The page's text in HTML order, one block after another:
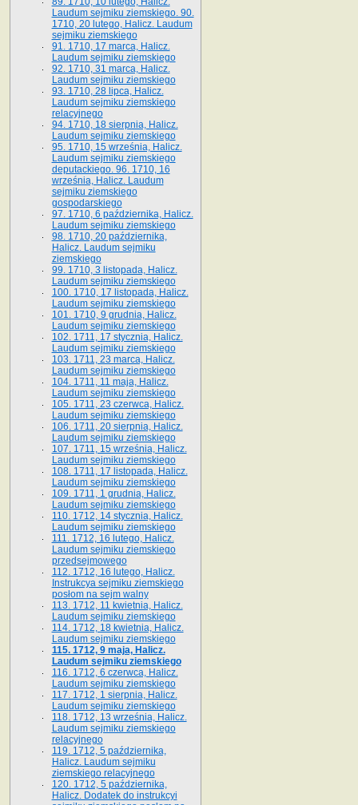
Laudum sejmiku ziemskiego. 90.
1710, 20 lutego, Halicz. Laudum
sejmiku ziemskiego
91. 1710, 17 marca, Halicz.
Laudum sejmiku ziemskiego
92. 1710, 31 marca, Halicz.
Laudum sejmiku ziemskiego
93. 1710, 28 lipca, Halicz.
Laudum sejmiku ziemskiego
relacyjnego
94. 1710, 18 sierpnia, Halicz.
Laudum sejmiku ziemskiego
95. 1710, 15 września, Halicz.
Laudum sejmiku ziemskiego
deputackiego. 96. 1710, 16
września, Halicz. Laudum
sejmiku ziemskiego
gospodarskiego
97. 1710, 6 października, Halicz.
Laudum sejmiku ziemskiego
98. 1710, 20 października,
Halicz. Laudum sejmiku
ziemskiego
99. 1710, 3 listopada, Halicz.
Laudum sejmiku ziemskiego
100. 1710, 17 listopada, Halicz.
Laudum sejmiku ziemskiego
101. 1710, 9 grudnia, Halicz.
Laudum sejmiku ziemskiego
102. 1711, 17 stycznia, Halicz.
Laudum sejmiku ziemskiego
103. 1711, 23 marca, Halicz.
Laudum sejmiku ziemskiego
104. 1711, 11 maja, Halicz.
Laudum sejmiku ziemskiego
105. 1711, 23 czerwca, Halicz.
Laudum sejmiku ziemskiego
106. 1711, 20 sierpnia, Halicz.
Laudum sejmiku ziemskiego
107. 1711, 15 września, Halicz.
Laudum sejmiku ziemskiego
108. 1711, 17 listopada, Halicz.
Laudum sejmiku ziemskiego
109. 1711, 1 grudnia, Halicz.
Laudum sejmiku ziemskiego
110. 1712, 14 stycznia, Halicz.
Laudum sejmiku ziemskiego
111. 1712, 16 lutego, Halicz.
Laudum sejmiku ziemskiego
przedsejmowego
112. 1712, 16 lutego, Halicz.
Instrukcya sejmiku ziemskiego
posłom na sejm walny
113. 1712, 11 kwietnia, Halicz.
Laudum sejmiku ziemskiego
114. 1712, 18 kwietnia, Halicz.
Laudum sejmiku ziemskiego
115. 1712, 9 maja, Halicz.
Laudum sejmiku ziemskiego
116. 1712, 6 czerwca, Halicz.
Laudum sejmiku ziemskiego
117. 1712, 1 sierpnia, Halicz.
Laudum sejmiku ziemskiego
118. 1712, 13 września, Halicz.
Laudum sejmiku ziemskiego
relacyjnego
119. 1712, 5 października,
Halicz. Laudum sejmiku
ziemskiego relacyjnego
120. 1712, 5 października,
Halicz. Dodatek do instrukcyi